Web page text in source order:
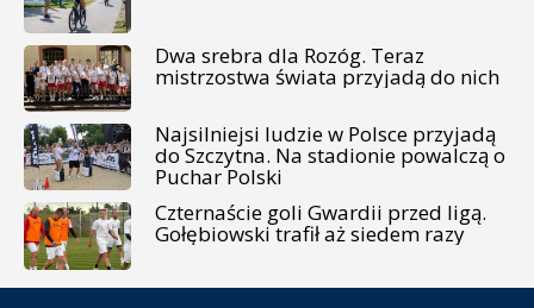
Dwa srebra dla Rozóg. Teraz
mistrzostwa świata przyjadą do nich
Najsilniejsi ludzie w Polsce przyjadą
do Szczytna. Na stadionie powalczą o
Puchar Polski
Czternaście goli Gwardii przed ligą.
Gołębiowski trafił aż siedem razy